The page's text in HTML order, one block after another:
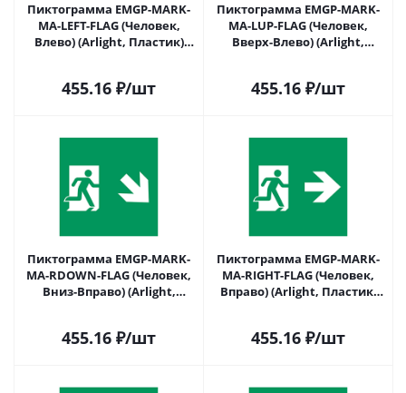
Пиктограмма EMGP-MARK-
MA-LEFT-FLAG (Человек,
Влево) (Arlight, Пластик)
455.16 ₽/шт
Пиктограмма EMGP-MARK-
MA-LUP-FLAG (Человек,
Вверх-Влево) (Arlight,
455.16 ₽/шт
Пиктограмма EMGP-MARK-
MA-RDOWN-FLAG (Человек,
Вниз-Вправо) (Arlight,
455.16 ₽/шт
Пиктограмма EMGP-MARK-
MA-RIGHT-FLAG (Человек,
Вправо) (Arlight, Пластик)
455.16 ₽/шт